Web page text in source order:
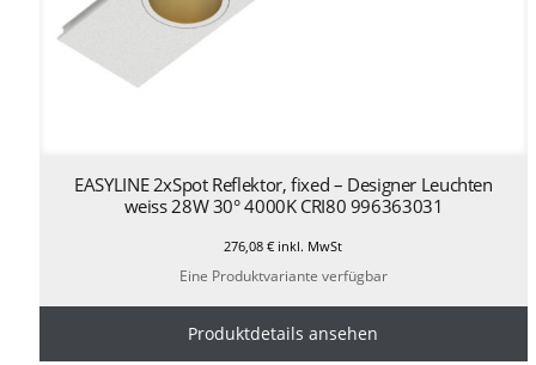
EASYLINE 2xSpot Reflektor, fixed – Designer Leuchten
weiss 28W 30° 4000K CRI80 996363031
276,08€ inkl. MwSt
Eine Produktvariante verfügbar
Produktdetails ansehen